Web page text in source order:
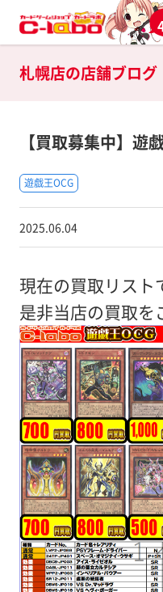
札幌店の店舗ブログ
【買取募集中】遊
遊戯王OCG
2025.06.04
現在の買取リスト
是非当店の買取を